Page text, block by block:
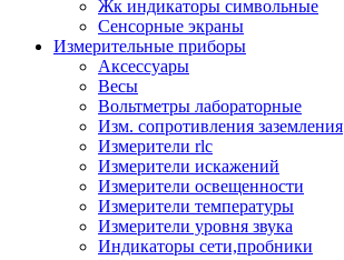
Жк индикаторы символьные
Сенсорные экраны
Измерительные приборы
Аксессуары
Весы
Вольтметры лабораторные
Изм. сопротивления заземления
Измерители rlc
Измерители искажений
Измерители освещенности
Измерители температуры
Измерители уровня звука
Индикаторы сети,пробники